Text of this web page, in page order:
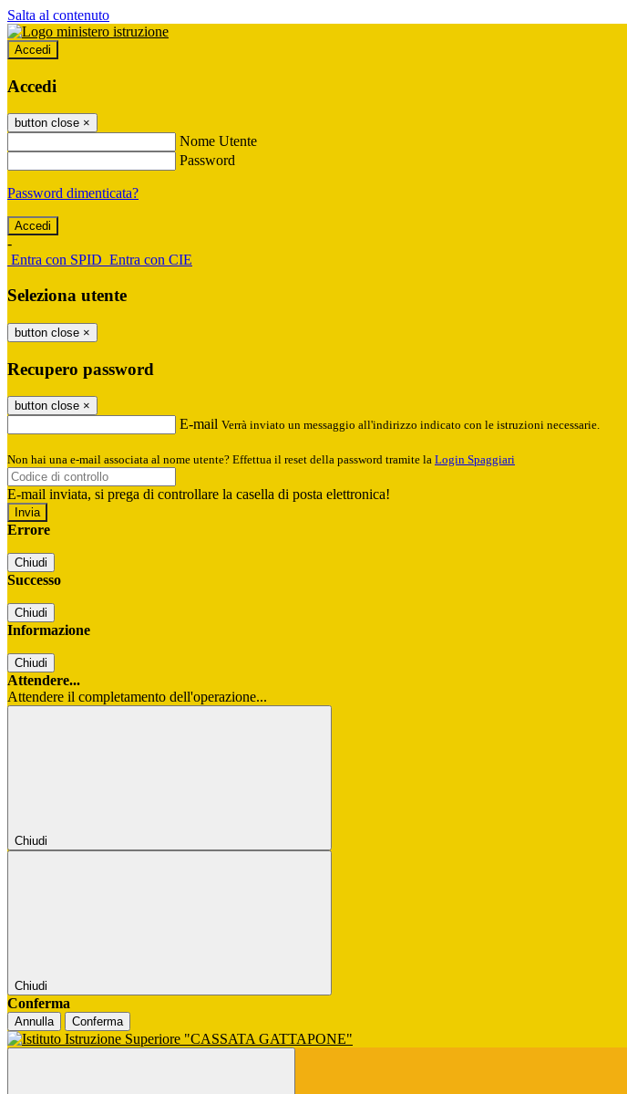
Salta al contenuto
Accedi
Accedi
button close ×
Nome Utente
Password
Password dimenticata?
-
Entra con SPID Entra con CIE
Seleziona utente
button close ×
Recupero password
button close ×
E-mail Verrà inviato un messaggio all'indirizzo indicato con le istruzioni necessarie.
Non hai una e-mail associata al nome utente? Effettua il reset della password tramite la Login Spaggiari
E-mail inviata, si prega di controllare la casella di posta elettronica!
Errore
Chiudi
Successo
Chiudi
Informazione
Chiudi
Attendere...
Attendere il completamento dell'operazione...
Chiudi
Chiudi
Conferma
Annulla Conferma